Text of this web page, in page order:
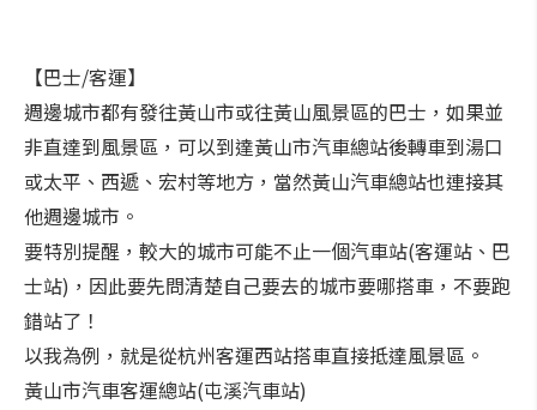
【巴士/客運】
週邊城市都有發往黃山市或往黃山風景區的巴士，如果並
非直達到風景區，可以到達黃山市汽車總站後轉車到湯口
或太平、西遞、宏村等地方，當然黃山汽車總站也連接其
他週邊城市。
要特別提醒，較大的城市可能不止一個汽車站(客運站、巴
士站)，因此要先問清楚自己要去的城市要哪搭車，不要跑
錯站了！
以我為例，就是從杭州客運西站搭車直接抵達風景區。
黃山市汽車客運總站(屯溪汽車站)